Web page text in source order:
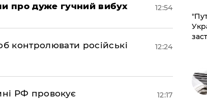
про дуже гучний вибух 12:54
контролювати російські
12:24
РФ провокує
12:17